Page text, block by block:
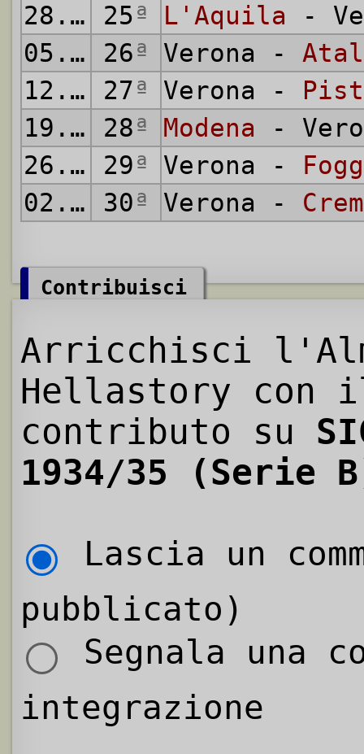
28.04.1935
25ª L'Aquila -
05.05.1935
26ª Verona -
12.05.1935
27ª Verona -
19.05.1935
28ª Modena -
26.05.1935
29ª Verona -
02.06.1935
30ª Verona -
Contribuisci
Arricchisci
Hellastory con
contributo su
1934/35 (Serie
Lascia un
pubblicato)
Segnala una
integrazione